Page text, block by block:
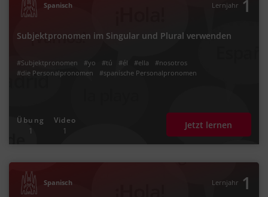
Spanisch Lernjahr 1
Subjektpronomen im Singular und Plural verwenden
#Subjektpronomen #yo #tú #él #ella
#nosotros
#die Personalpronomen
#spanische Personalpronomen
Übung
1
Video
1
Jetzt lernen
Spanisch Lernjahr 1